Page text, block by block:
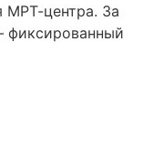
МРТ-центра. За
фиксированный